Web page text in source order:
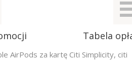
Tabela
AirPods za kartę Citi Simplicity, citi